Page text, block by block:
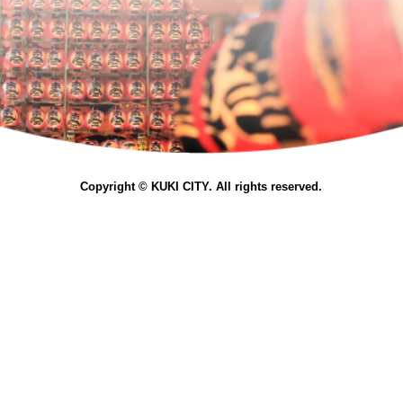
Copyright © KUKI CITY. All rights reserved.